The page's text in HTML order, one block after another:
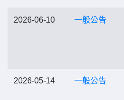
2026-06-10 一般公告
2026-05-14 一般公告